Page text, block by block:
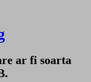
ar fi soarta